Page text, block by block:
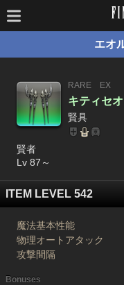
エオ
RARE
EX
キティセ
賢具
賢者
Lv 87～
ITEM LEVEL 542
魔法基本性能
物理オートアタック
攻撃間隔
Bonuses